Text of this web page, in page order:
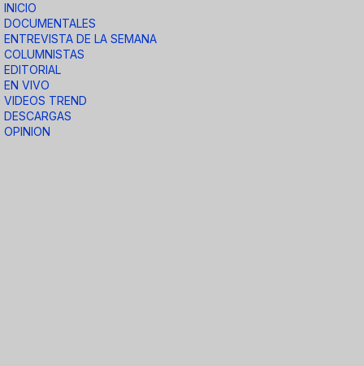
INICIO
DOCUMENTALES
ENTREVISTA DE LA SEMANA
COLUMNISTAS
EDITORIAL
EN VIVO
VIDEOS TREND
DESCARGAS
OPINION